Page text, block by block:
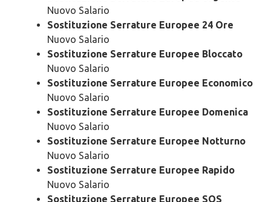
Nuovo Salario
Sostituzione Serrature Europee 24 Ore
Nuovo Salario
Sostituzione Serrature Europee Bloccato
Nuovo Salario
Sostituzione Serrature Europee Economico
Nuovo Salario
Sostituzione Serrature Europee Domenica
Nuovo Salario
Sostituzione Serrature Europee Notturno
Nuovo Salario
Sostituzione Serrature Europee Rapido
Nuovo Salario
Sostituzione Serrature Europee SOS